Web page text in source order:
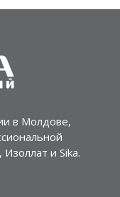
в Молдове,
и Sika.